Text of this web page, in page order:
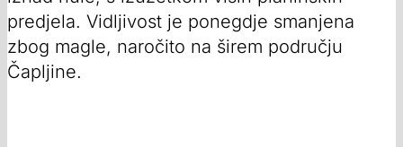
predjela. Vidljivost je ponegdje smanjena
zbog magle, naročito na širem području
Čapljine.